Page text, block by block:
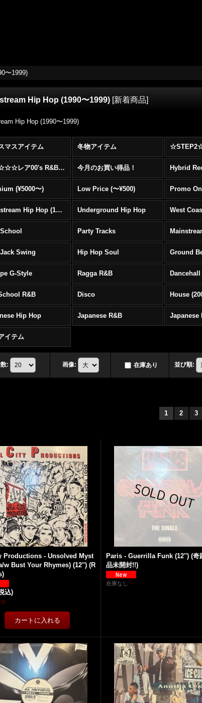
〜1999)
Hip Hop (1990〜1999) [新着商品]
Hip Hop (1990〜1999)
マスアイテム 冬物アイテム
☆☆☆☆☆レア00's R&B Promo Only盤特集！！☆☆☆☆☆ 今月のお買い得品！ Hybrid
(¥5000〜) Low Price (〜¥500) Promo
Mainstream Hip Hop (1990〜1999) Underground Hip Hop West
Party Tracks
Swing Hip Hop Soul Ground
G-Style Ragga R&B Dancehall
R&B Disco House
Hip Hop Japanese R&B Japanese
イテム
: 画像: 在庫あり 並び順:
1 2 3
Productions - Unsolved Myst
w Bust Your Rhymes) (12'') (R
込)
か
Paris - Guerrilla Funk (12'') (奇
品未開封!!)
在庫なし